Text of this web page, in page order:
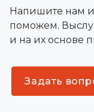
Напишите нам
поможем.
и на их основе
Задать